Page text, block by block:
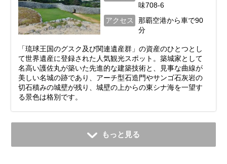
味708-6
アクセス
那覇空港から車で90
分
「琉球王国のグスク及び関連遺産群」の資産のひとつとし
て世界遺産に登録された人気観光スポット。築城家として
名高い護佐丸が築いた先進的な建築技術と、見事な曲線が
美しい名城の跡であり、アーチ型石造門やサンゴ石灰岩の
切石積みの城壁が残り、城壁の上からの東シナ海を一望す
る景色は格別です。
もっと見る